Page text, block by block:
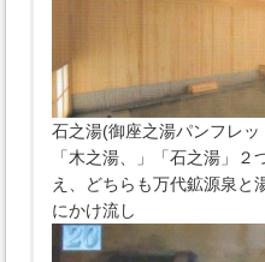
石之湯(御座之湯パンフレッ
「木之湯、」「石之湯」
え、どちらも万代鉱源泉と
にかけ流し